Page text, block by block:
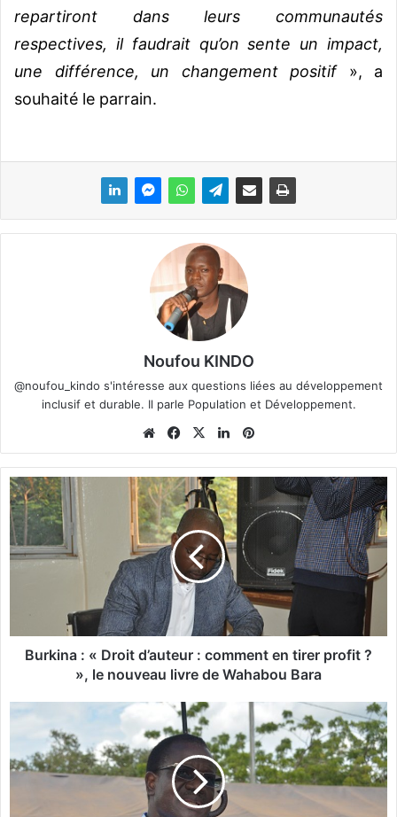
repartiront dans leurs communautés
respectives, il faudrait qu’on sente un impact,
une différence, un changement positif», a
souhaité le parrain.
Noufou KINDO
@noufou_kindo s'intéresse aux questions liées au développement
inclusif et durable. Il parle Population et Développement.
We
bsi
te
Fa
ce
bo
ok
X
Lin
ke
din
ter
est
B
u
r
k
i
«
’
Burkina : « Droit d’auteur : comment en tirer profit ?
», le nouveau livre de Wahabou Bara
B
k